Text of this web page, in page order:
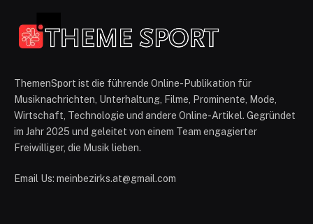
ThemenSport ist die führende Online-Publikation für
Musiknachrichten, Unterhaltung, Filme, Prominente, Mode,
Wirtschaft, Technologie und andere Online-Artikel. Gegründet
im Jahr 2025 und geleitet von einem Team engagierter
Freiwilliger, die Musik lieben.
Email Us: meinbezirks.at@gmail.com